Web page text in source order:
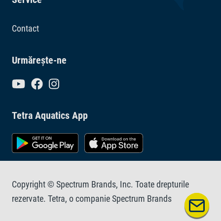
Contact
Urmărește-ne
Tetra Aquatics App
Copyright © Spectrum Brands, Inc. Toate drepturile
rezervate. Tetra, o companie Spectrum Brands